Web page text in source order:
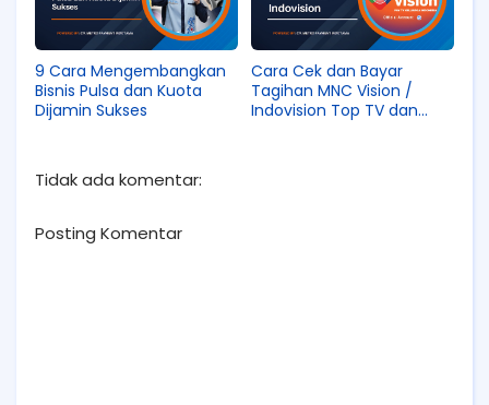
9 Cara Mengembangkan
Bisnis Pulsa dan Kuota
Dijamin Sukses
Cara Cek dan Bayar
Tagihan MNC Vision /
Indovision Top TV dan
Tidak ada komentar:
Posting Komentar